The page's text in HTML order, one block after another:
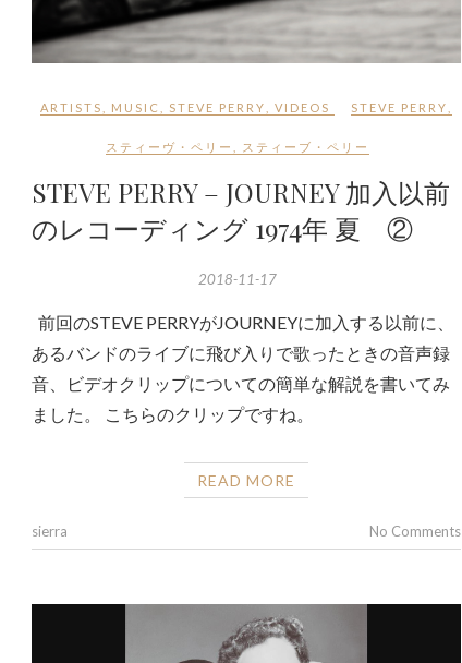
ARTISTS MUSIC STEVE PERRY VIDEOS STEVE PERRY
スティーヴ・ペリー スティーブ・ペリー
STEVE PERRY – JOURNEY 加入以前
のレコーディング 1974年 夏 ②
2018-11-17
前回のSTEVE PERRYがJOURNEYに加入する以前に、
あるバンドのライブに飛び入りで歌ったときの音声録
音、ビデオクリップについての簡単な解説を書いてみ
ました。 こちらのクリップですね。
READ MORE
sierra No Comments